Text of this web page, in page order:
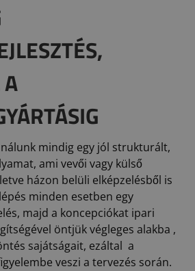
mindig egy jól strukturált,
ami vevői vagy külső
házon belüli elképzelésből is
minden esetben egy
majd a koncepciókat ipari
öntjük végleges alakba ,
sajátságait, ezáltal a
veszi a tervezés során.